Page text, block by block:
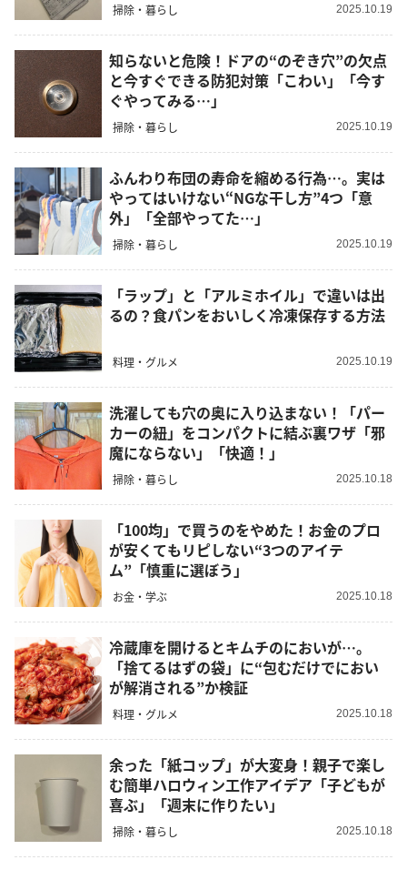
掃除・暮らし 2025.10.19
知らないと危険！ドアの“のぞき穴”の欠点
と今すぐできる防犯対策「こわい」「今す
ぐやってみる…」
掃除・暮らし 2025.10.19
ふんわり布団の寿命を縮める行為…。実は
やってはいけない“NGな干し方”4つ「意
外」「全部やってた…」
掃除・暮らし 2025.10.19
「ラップ」と「アルミホイル」で違いは出
るの？食パンをおいしく冷凍保存する方法
料理・グルメ 2025.10.19
洗濯しても穴の奥に入り込まない！「パー
カーの紐」をコンパクトに結ぶ裏ワザ「邪
魔にならない」「快適！」
掃除・暮らし 2025.10.18
「100均」で買うのをやめた！お金のプロ
が安くてもリピしない“3つのアイテ
ム”「慎重に選ぼう」
お金・学ぶ 2025.10.18
冷蔵庫を開けるとキムチのにおいが…。
「捨てるはずの袋」に“包むだけでにおい
が解消される”か検証
料理・グルメ 2025.10.18
余った「紙コップ」が大変身！親子で楽し
む簡単ハロウィン工作アイデア「子どもが
喜ぶ」「週末に作りたい」
掃除・暮らし 2025.10.18